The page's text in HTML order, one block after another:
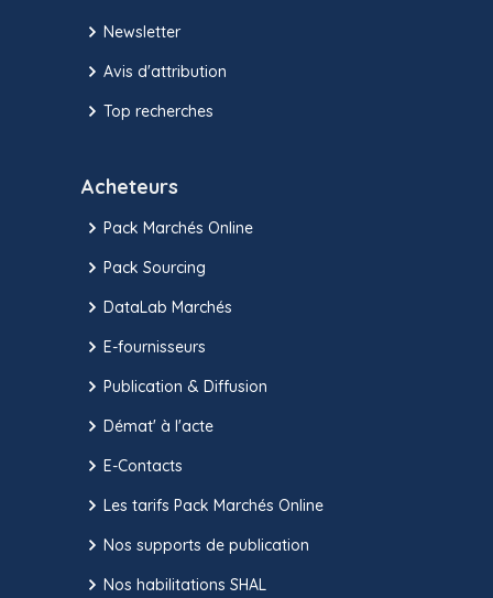
Newsletter
Avis d'attribution
Top recherches
Acheteurs
Pack Marchés Online
Pack Sourcing
DataLab Marchés
E-fournisseurs
Publication & Diffusion
Démat' à l'acte
E-Contacts
Les tarifs Pack Marchés Online
Nos supports de publication
Nos habilitations SHAL